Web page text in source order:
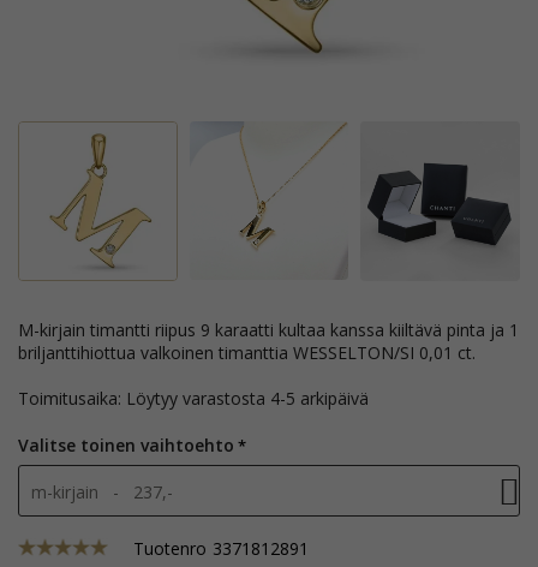
m-kirjain timantti riipus 9 karaatti kultaa kanssa kiiltävä pinta ja 1
briljanttihiottua valkoinen timanttia WESSELTON/SI 0,01 ct.
Toimitusaika: Löytyy varastosta 4-5 arkipäivä
Valitse toinen vaihtoehto
m-kirjain - 237,-
Tuotenro 3371812891